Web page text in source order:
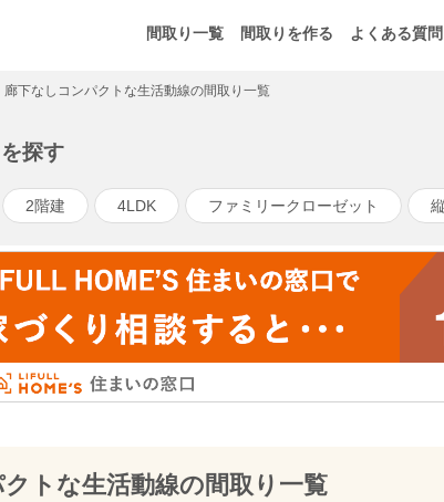
間取り一覧 間取りを作る よくある質問
廊下なしコンパクトな生活動線の間取り一覧
探す
2階建 4LDK ファミリークローゼット
トな生活動線の間取り一覧